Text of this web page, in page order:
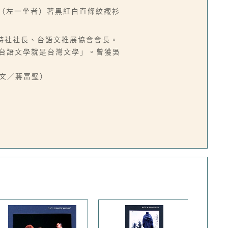
左一坐者）著黑紅白直條紋襯衫
社長、台語文推展協會會長。
語文學就是台灣文學」。曾獲吳
／蔣富璧）